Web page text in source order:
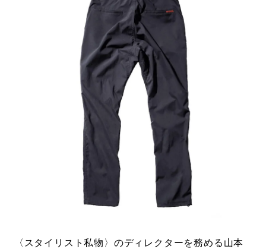
〈スタイリスト私物〉のディレクターを務める山本